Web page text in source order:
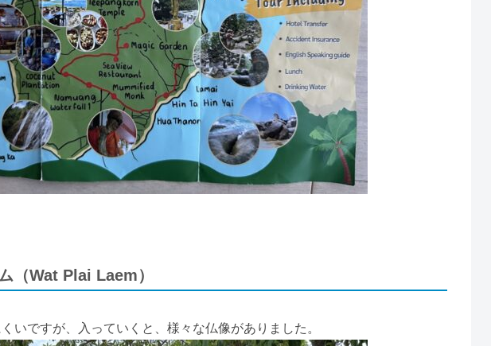
（Wat Plai Laem）
いですが、入っていくと、様々な仏像がありました。